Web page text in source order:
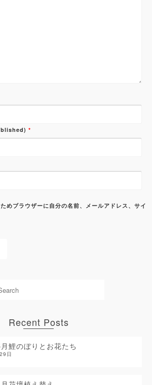
*
めブラウザーに自分の名前、メールアドレス、サイ
Recent Posts
鯉のぼりとお花たち
日